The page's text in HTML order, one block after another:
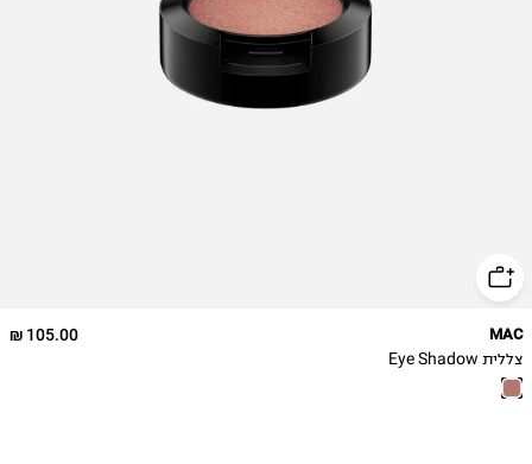
105.00 ₪ MAC
צללית Eye Shadow